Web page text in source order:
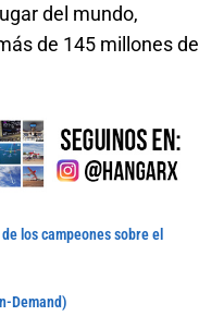
del mundo,
de 145 millones de
los campeones sobre el
Demand)